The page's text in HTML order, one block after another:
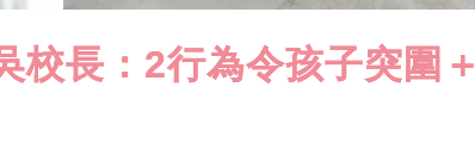
校長：2行為令孩子突圍＋